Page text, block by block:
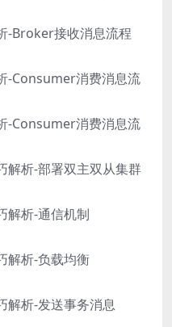
Broker接收消息流程
-Consumer消费消息流
-Consumer消费消息流
析-部署双主双从集群
析-通信机制
析-负载均衡
析-发送事务消息